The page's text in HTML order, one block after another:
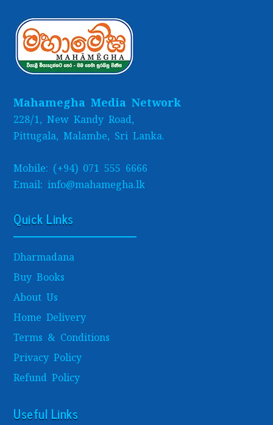
Mahamegha Media Network
228/1, New Kandy Road,
Pittugala, Malambe, Sri Lanka.
Mobile: (+94) 071 555 6666
Email: info@mahamegha.lk
Quick Links
Dharmadana
Buy Books
About Us
Home Delivery
Terms & Conditions
Privacy Policy
Refund Policy
Useful Links